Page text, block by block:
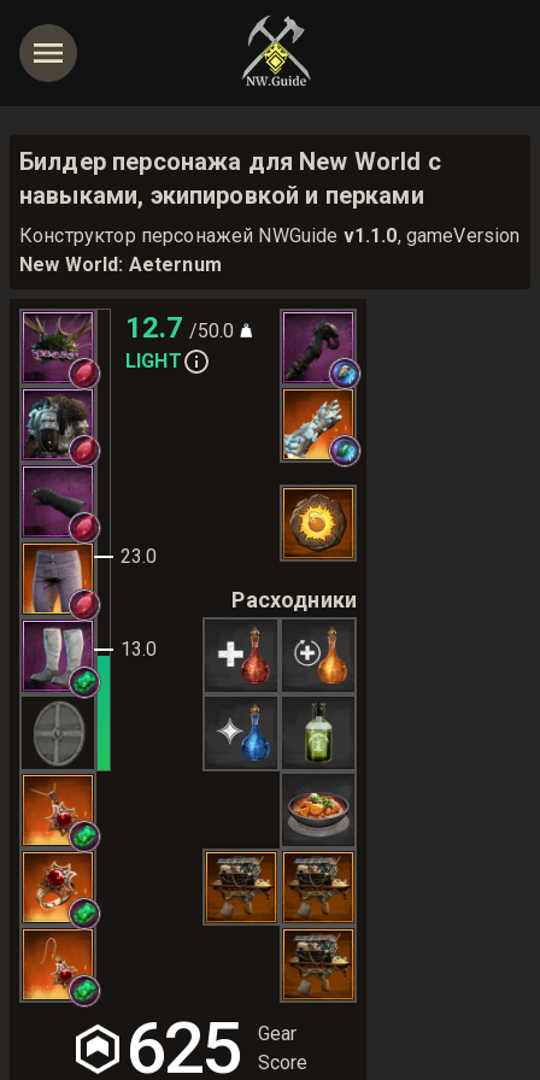
Билдер персонажа для New World с
навыками, экипировкой и перками
Конструктор персонажей NWGuide v1.1.0, gameVersion
New World: Aeternum
13.0
23.0
12.7 /50.0
LIGHT
Расходники
625
Gear
Score